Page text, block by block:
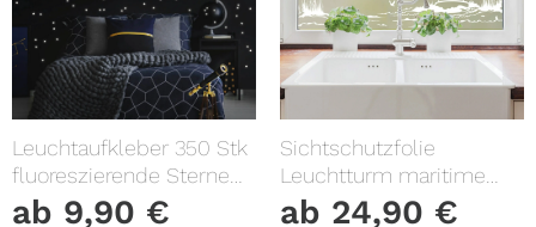
Leuchtaufkleber 350 Stk
fluoreszierende Sterne
und Punkte leuchten im
ab 9,90 €
Sichtschutzfolie
Leuchtturm maritime
Fensterfolie Fensterdeko
ab 24,90 €